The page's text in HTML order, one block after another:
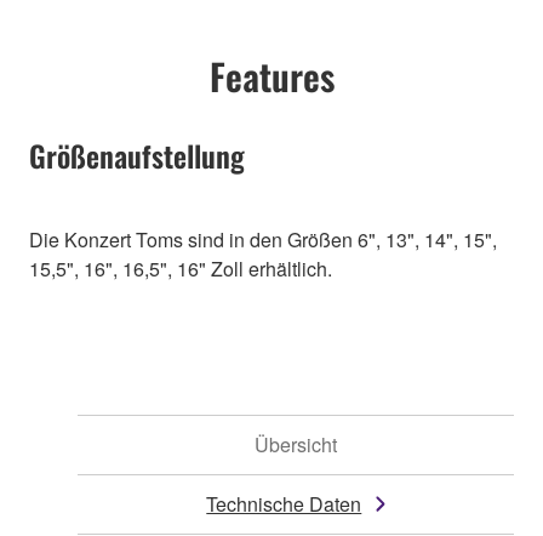
Features
Größenaufstellung
Die Konzert Toms sind in den Größen 6", 13", 14", 15",
15,5", 16", 16,5", 16" Zoll erhältlich.
Übersicht
Technische Daten